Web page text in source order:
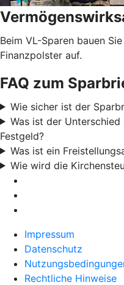
Beim VL-Sparen bauen
Finanzpolster auf.
FAQ zum
Wie sicher ist der
Was ist der
Festgeld?
Was ist ein
Wie wird die
Impressum
Datenschutz
Rechtliche Hinweise